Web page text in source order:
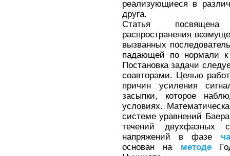
реализующиеся в
друга.
Статья посвящена
распространения
вызванных
падающей по нормали к
Постановка задачи
соавторами. Целью
причин усиления
засыпки, которое
условиях.
системе уравнений
течений двухфазных
напряжений в фазе
основан на методе